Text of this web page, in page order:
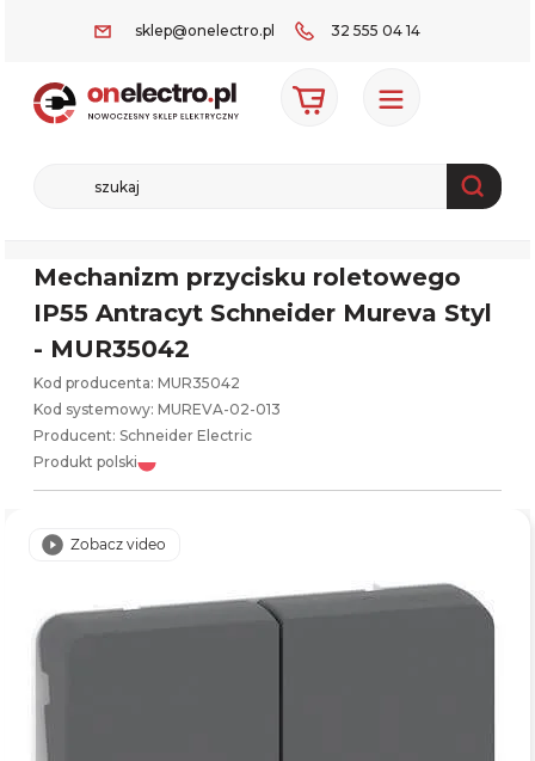
sklep@onelectro.pl 32 555 04 14
Mechanizm przycisku roletowego
IP55 Antracyt Schneider Mureva Styl
- MUR35042
Kod producenta: MUR35042
Kod systemowy: MUREVA-02-013
Producent: Schneider Electric
Produkt polski
Zobacz video